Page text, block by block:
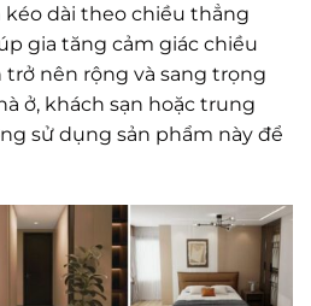
kéo dài theo chiều thẳng
gia tăng cảm giác chiều
nên rộng và sang trọng
ở, khách sạn hoặc trung
sử dụng sản phẩm này để